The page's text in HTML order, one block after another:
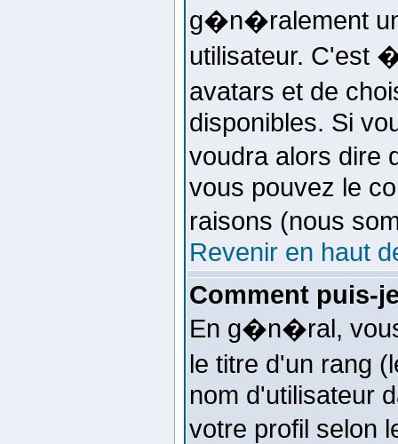
g�n�ralement
utilisateur. C'est
avatars et de
disponibles. Si
voudra alors dire
vous pouvez le
raisons (nous
Revenir en haut
Comment puis-
En g�n�ral,
le titre d'un rang
nom d'utilisateur
votre profil selon